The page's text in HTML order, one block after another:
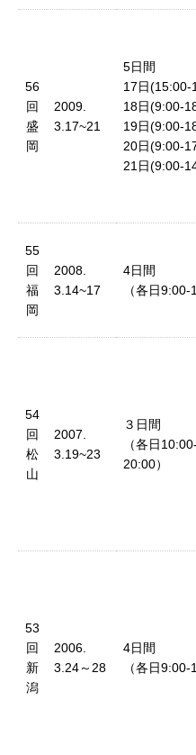
56
回
盛
岡
2009.
3.17~21
5日間
17日(15:00-
18日(9:00-
19日(9:00-
20日(9:00-
21日(9:00-
55
回
福
岡
2008.
3.14~17
4日間
（各日9:00-
54
回
松
山
2007.
3.19~23
３日間
（各日10:00-
20:00）
53
回
新
潟
2006.
3.24～28
4日間
（各日9:00-